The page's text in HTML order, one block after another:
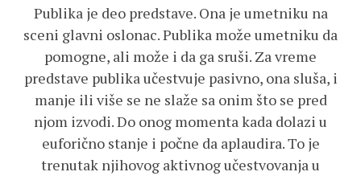
Publika je deo predstave. Ona je umetniku na
sceni glavni oslonac. Publika može umetniku da
pomogne, ali može i da ga sruši. Za vreme
predstave publika učestvuje pasivno, ona sluša, i
manje ili više se ne slaže sa onim što se pred
njom izvodi. Do onog momenta kada dolazi u
euforično stanje i počne da aplaudira. To je
trenutak njihovog aktivnog učestvovanja u